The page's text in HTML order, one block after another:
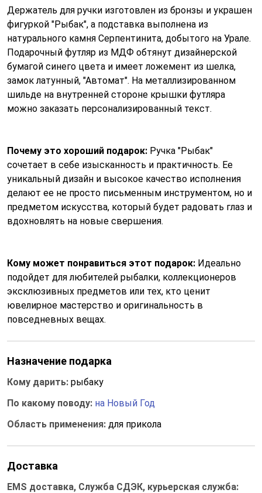
Держатель для ручки изготовлен из бронзы и украшен
фигуркой "Рыбак", а подставка выполнена из
натурального камня Серпентинита, добытого на Урале.
Подарочный футляр из МДФ обтянут дизайнерской
бумагой синего цвета и имеет ложемент из шелка,
замок латунный, "Автомат". На металлизированном
шильде на внутренней стороне крышки футляра
можно заказать персонализированный текст.
Почему это хороший подарок: Ручка "Рыбак"
сочетает в себе изысканность и практичность. Ее
уникальный дизайн и высокое качество исполнения
делают ее не просто письменным инструментом, но и
предметом искусства, который будет радовать глаз и
вдохновлять на новые свершения.
Кому может понравиться этот подарок: Идеально
подойдет для любителей рыбалки, коллекционеров
эксклюзивных предметов или тех, кто ценит
ювелирное мастерство и оригинальность в
повседневных вещах.
Назначение подарка
Кому дарить: рыбаку
По какому поводу: на Новый Год
Область применения: для прикола
Доставка
EMS доставка, Служба СДЭК, курьерская служба: